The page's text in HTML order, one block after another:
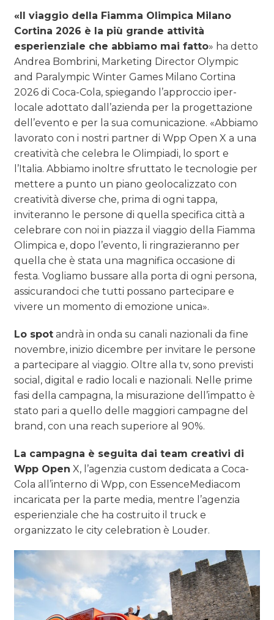
«Il viaggio della Fiamma Olimpica Milano
Cortina 2026 è la più grande attività
esperienziale che abbiamo mai fatto» ha detto
Andrea Bombrini, Marketing Director Olympic
and Paralympic Winter Games Milano Cortina
2026 di Coca-Cola, spiegando l’approccio iper-
locale adottato dall’azienda per la progettazione
dell’evento e per la sua comunicazione. «Abbiamo
lavorato con i nostri partner di Wpp Open X a una
creatività che celebra le Olimpiadi, lo sport e
l’Italia. Abbiamo inoltre sfruttato le tecnologie per
mettere a punto un piano geolocalizzato con
creatività diverse che, prima di ogni tappa,
inviteranno le persone di quella specifica città a
celebrare con noi in piazza il viaggio della Fiamma
Olimpica e, dopo l’evento, li ringrazieranno per
quella che è stata una magnifica occasione di
festa. Vogliamo bussare alla porta di ogni persona,
assicurandoci che tutti possano partecipare e
vivere un momento di emozione unica».
Lo spot andrà in onda su canali nazionali da fine
novembre, inizio dicembre per invitare le persone
a partecipare al viaggio. Oltre alla tv, sono previsti
social, digital e radio locali e nazionali. Nelle prime
fasi della campagna, la misurazione dell’impatto è
stato pari a quello delle maggiori campagne del
brand, con una reach superiore al 90%.
La campagna è seguita dai team creativi di
Wpp Open X, l’agenzia custom dedicata a Coca-
Cola all’interno di Wpp, con EssenceMediacom
incaricata per la parte media, mentre l’agenzia
esperienziale che ha costruito il truck e
organizzato le city celebration è Louder.